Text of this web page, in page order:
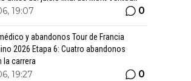
19:07 0
y abandonos Tour de Francia
2026 Etapa 6: Cuatro abandonos
la carrera
19:27 0